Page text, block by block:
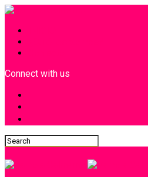
Connect with us